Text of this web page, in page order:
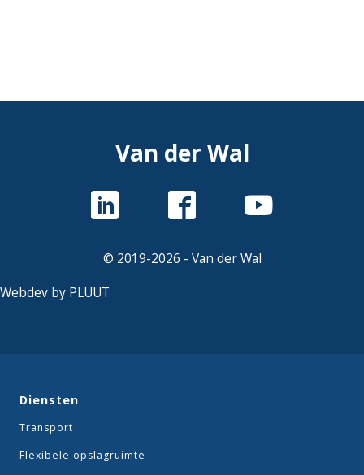
Van der Wal
© 2019-2026 - Van der Wal
Webdev by PLUUT
Diensten
Transport
Flexibele opslagruimte